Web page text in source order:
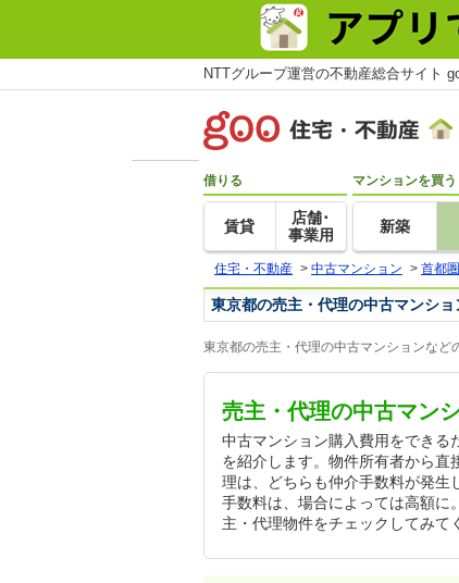
NTTグループ運営の不動産総合サイト
借りる
賃貸
店舗･
事業用
マンションを買う
新築
住宅・不動産 > 中古マンション > 首都圏
東京都の売主・代理の中古マンショ
東京都の売主・代理の中古マンションなど
売主・代理の中古マン
中古マンション購入費用をできる
を紹介します。物件所有者から
理は、どちらも仲介手数料が発生
手数料は、場合によっては高額に
主・代理物件をチェックしてみて